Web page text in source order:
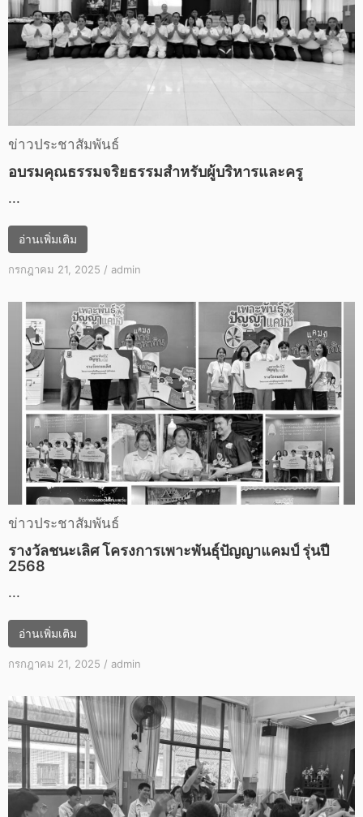
ข่าวประชาสัมพันธ์
อบรมคุณธรรมจริยธรรมสำหรับผู้บริหารและครู
...
อ่านเพิ่มเติม
กรกฎาคม 21, 2025 / admin
ข่าวประชาสัมพันธ์
รางวัลชนะเลิศ โครงการเพาะพันธุ์ปัญญาแคมป์ รุ่นปี
2568
...
อ่านเพิ่มเติม
กรกฎาคม 21, 2025 / admin